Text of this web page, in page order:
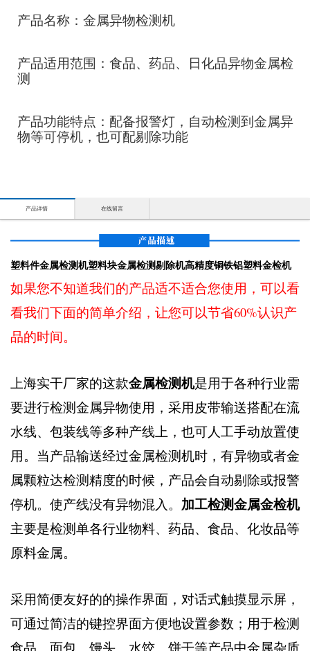
产品名称：金属异物检测机
产品适用范围：食品、药品、日化品异物金属检
测
产品功能特点：配备报警灯，自动检测到金属异
物等可停机，也可配剔除功能
产品详情 在线留言
塑料件金属检测机塑料块金属检测剔除机高精度铜铁铝塑料金检机
如果您不知道我们的产品适不适合您使用，可以看
看我们下面的简单介绍，让您可以节省60%认识产
品的时间。
上海实干厂家的这款金属检测机是用于各种行业需
要进行检测金属异物使用，采用皮带输送搭配在流
水线、包装线等多种产线上，也可人工手动放置使
用。当产品输送经过金属检测机时，有异物或者金
属颗粒达检测精度的时候，产品会自动剔除或报警
停机。使产线没有异物混入。 加工检测金属金检机
主要是检测单各行业物料、药品、食品、化妆品等
原料金属。
采用简便友好的的操作界面，对话式触摸显示屏，
可通过简洁的键控界面方便地设置参数；用于检测
食品、面包、馒头、水饺、饼干等产品中金属杂质